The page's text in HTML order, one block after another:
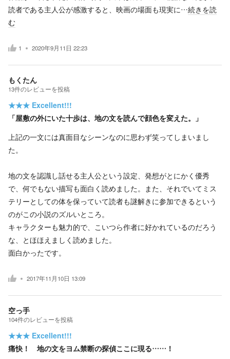
読者である主人公が感激すると、映画の場面も現実に…続きを読
む
1 2020年9月11日 22:23
もくたん
13件のレビューを投稿
★★★ Excellent!!!
「屋敷の外にいた十歩は、地の文を読んで顔色を変えた。」
上記の一文には真面目なシーンなのに思わず笑ってしまいまし
た。
地の文を認識し話せる主人公という設定、発想がとにかく優秀
で、何でもない描写も面白く読めました。また、それでいてミス
テリーとしての体を保っていて読者も謎解きに参加できるという
のがこの小説のズルいところ。
キャラクターも魅力的で、こいつら作者に好かれているのだろう
な、とほほえましく読めました。
面白かったです。
2017年11月10日 13:09
空っ手
104件のレビューを投稿
★★★ Excellent!!!
痛快！ 地の文をヨム禁断の探偵ここに現る……！